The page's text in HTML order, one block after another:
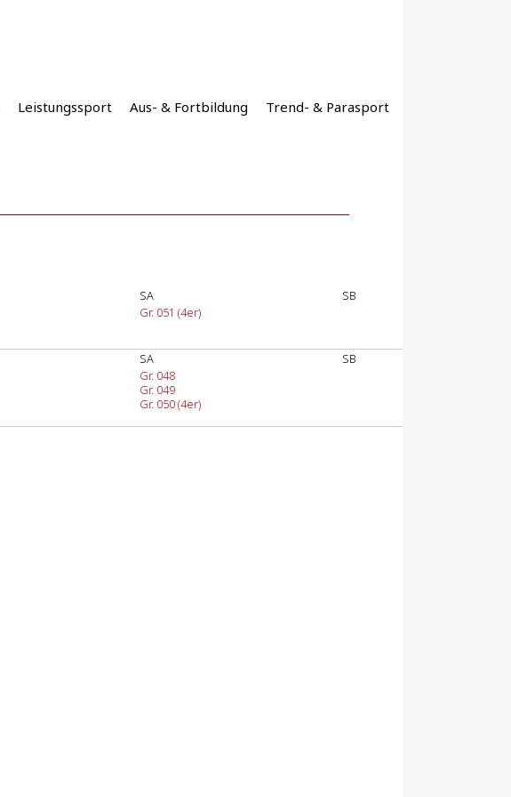
Leistungssport Aus- & Fortbildung Trend- & Parasport
SA
SB
Gr. 051 (4er)
SA
SB
Gr. 048
Gr. 049
Gr. 050 (4er)